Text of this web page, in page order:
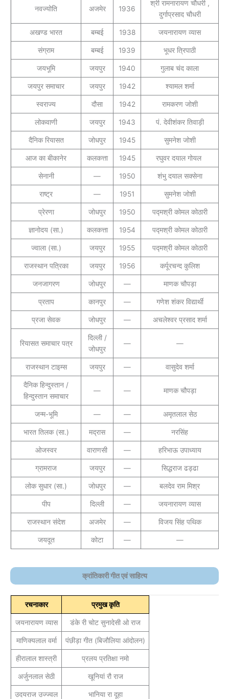
नवज्योति अजमेर 1936
श्री रामनारायण चौधरी ,
दुर्गाप्रसाद चौधरी
अखण्ड भारत बम्बई 1938 जयनारायण व्यास
संग्राम बम्बई 1939 भूधर त्रिपाठी
जयभूमि जयपुर 1940 गुलाब चंद काला
जयपुर समाचार जयपुर 1942 श्यामल शर्मा
स्वराज्य दौसा 1942 रामकरण जोशी
लोकवाणी जयपुर 1943 पं. देवीशंकर तिवाड़ी
दैनिक रियासत जोधपुर 1945 सुमनेश जोशी
आज का बीकानेर कलकत्ता 1945 रघुवर दयाल गोयल
सेनानी — 1950 शंभु दयाल सक्सेना
राष्ट्र — 1951 सुमनेश जोशी
प्रेरणा जोधपुर 1950 पद्मश्री कोमल कोठारी
ज्ञानोदय (सा.) कलकत्ता 1954 पद्मश्री कोमल कोठारी
ज्वाला (सा.) जयपुर 1955 पद्मश्री कोमल कोठारी
राजस्थान पत्रिका जयपुर 1956 कर्पूरचन्द कुलिश
जनजागरण जोधपुर — माणक चौपड़ा
प्रताप कानपुर — गणेश शंकर विद्यार्थी
प्रजा सेवक जोधपुर — अचलेश्वर प्रसाद शर्मा
रियासत समाचार पत्र
दिल्ली /
जोधपुर
— —
राजस्थान टाइम्स जयपुर — वासुदेव शर्मा
दैनिक हिन्दुस्तान /
हिन्दुस्तान समाचार
— — माणक चौपड़ा
जन्म-भूमि — — अमृतलाल सेठ
भारत तिलक (सा.) मद्रास — नरसिंह
ओजस्वर वाराणसी — हरिभाऊ उपाध्याय
ग्रामराज जयपुर — सिद्धराज ढड्ढा
लोक सुधार (सा.) जोधपुर — बलदेव राम मिश्र
पीप दिल्ली — जयनारायण व्यास
राजस्थान संदेश अजमेर — विजय सिंह पथिक
जयदूत कोटा — —
क्रांतिकारी गीत एवं साहित्य
रचनाकार प्रमुख कृति
जयनारायण व्यास डंके री चोट सुनादेसी ओ राज
माणिक्यलाल वर्मा पंछीड़ा गीत (बिजौलिया आंदोलन)
हीरालाल शास्त्री प्रलय प्रतिक्षा नमो
अर्जुनलाल सेठी खूनियां रौ राज
उदयराज उज्ज्वल भानिया रा दूहा